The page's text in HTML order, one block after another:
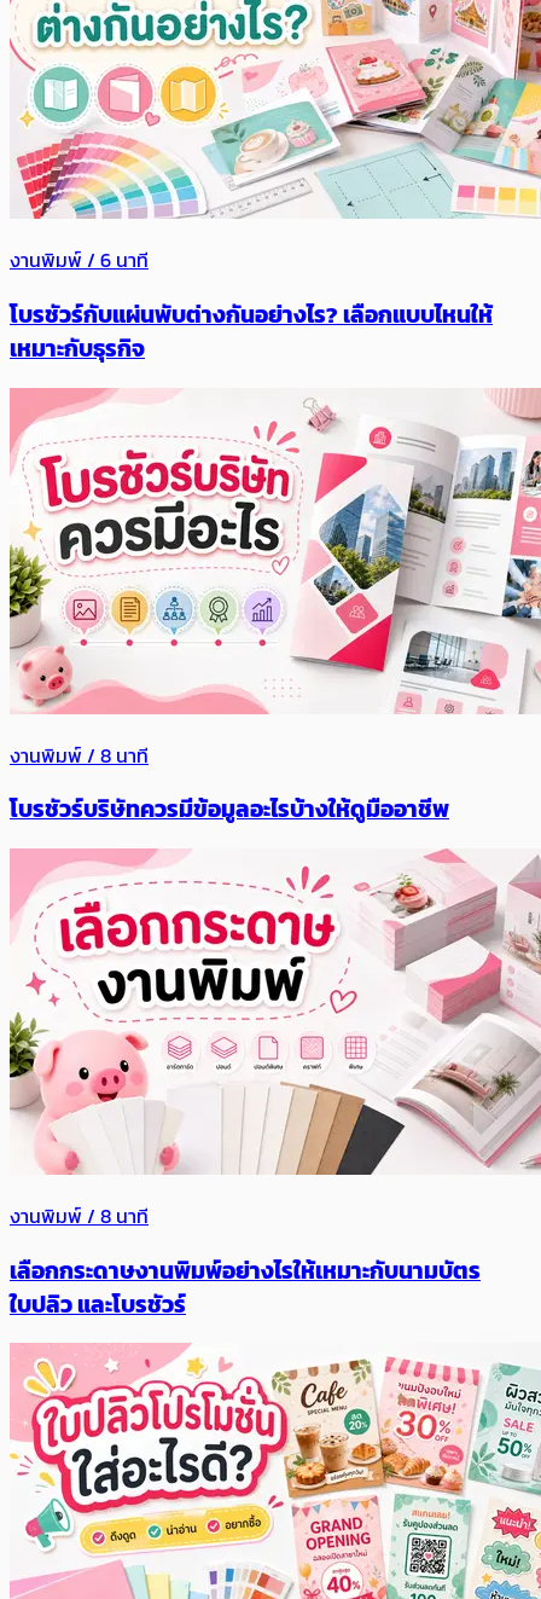
งานพิมพ์ / 6 นาที
โบรชัวร์กับแผ่นพับต่างกันอย่างไร? เลือกแบบไหนให้
เหมาะกับธุรกิจ
งานพิมพ์ / 8 นาที
โบรชัวร์บริษัทควรมีข้อมูลอะไรบ้างให้ดูมืออาชีพ
งานพิมพ์ / 8 นาที
เลือกกระดาษงานพิมพ์อย่างไรให้เหมาะกับนามบัตร
ใบปลิว และโบรชัวร์